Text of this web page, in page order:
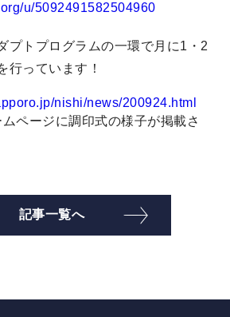
u/5092491582504960
プトプログラムの一環で月に1・2
行っています！
nishi/news/200924.html
ページに調印式の様子が掲載さ
記事一覧へ